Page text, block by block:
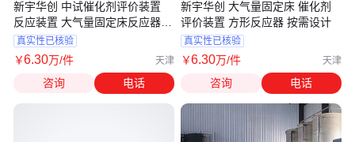
新宇华创 中试催化剂评价装置
反应装置 大气量固定床反应器生
产
真实性已核验
￥6.30万/件 天津
咨询 电话
新宇华创 大气量固定床 催化剂
评价装置 方形反应器 按需设计
真实性已核验
￥6.30万/件 天津
咨询 电话